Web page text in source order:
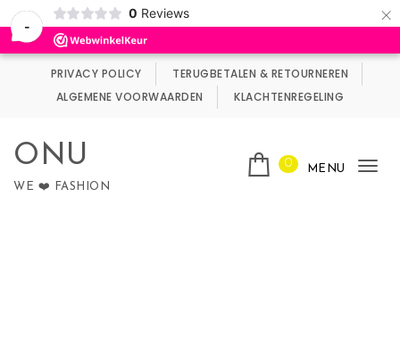
-
0 Reviews ×
Wij maken gebruik van cookies.
PRIVACY POLICY
TERUGBETALEN & RETOURNEREN
ALGEMENE VOORWAARDEN
KLACHTENREGELING
ONU
WE ❤️ FASHION
0 MENU